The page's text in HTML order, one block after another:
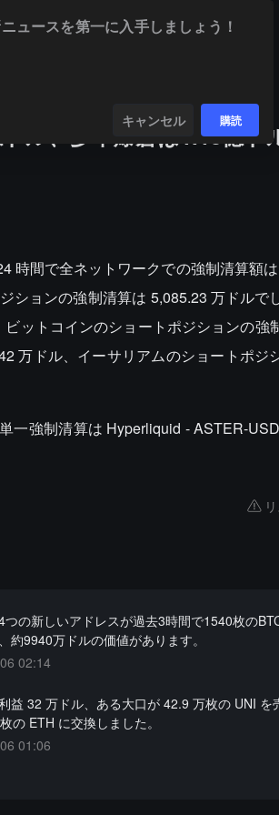
ル、多単爆倉は1.13億ド
時間で全ネットワークでの強制清算額
ションの強制清算は 5,085.23 万ドルで
ットコインのショートポジションの強
万ドル、イーサリアムのショートポジ
一強制清算は Hyperliquid - ASTER-
つの新しいアドレスが過去3時間で1540枚の
約9940万ドルの価値があります。
02:14
益 32 万ドル、ある大口が 42.9 万枚の UNI を
の ETH に交換しました。
01:06
ュースを第一に入手しましょう！
キャンセル 購読